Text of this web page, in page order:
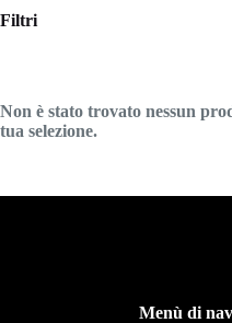
Non è stato trovato nessun
tua selezione.
Filtri
Menù di